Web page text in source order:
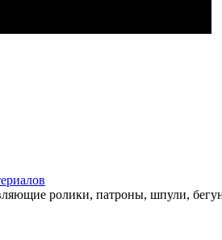
ролики, патроны, шпули,